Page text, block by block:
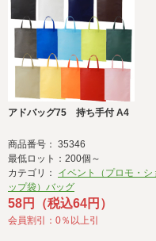
アドバッグ75 持ち手付 A4
商品番号： 35346
最低ロット：200個～
カテゴリ： イベント（プロモ・シ
ップ袋）バッグ
58円（税込64円）
会員割引：0％以上引